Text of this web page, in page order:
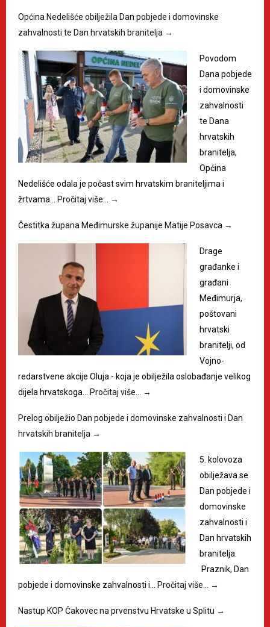
Općina Nedelišće obilježila Dan pobjede i domovinske
zahvalnosti te Dan hrvatskih branitelja →
Povodom
Dana pobjede
i domovinske
zahvalnosti
te Dana
hrvatskih
branitelja,
Općina
Nedelišće odala je počast svim hrvatskim braniteljima i
žrtvama…
Pročitaj više… →
Čestitka župana Međimurske županije Matije Posavca →
Drage
građanke i
građani
Međimurja,
poštovani
hrvatski
branitelji, od
Vojno-
redarstvene akcije Oluja - koja je obilježila oslobađanje velikog
dijela hrvatskoga…
Pročitaj više… →
Prelog obilježio Dan pobjede i domovinske zahvalnosti i Dan
hrvatskih branitelja →
5. kolovoza
obilježava se
Dan pobjede i
domovinske
zahvalnosti i
Dan hrvatskih
branitelja.
Praznik, Dan
pobjede i domovinske zahvalnosti i…
Pročitaj više… →
Nastup KOP Čakovec na prvenstvu Hrvatske u Splitu →